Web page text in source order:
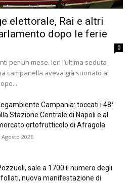
elettorale, Rai e altri
dopo le ferie
0
per un mese. Ieri l’ultima seduta
campanella aveva già suonato al
Campania: toccati i 48°
Stazione Centrale di Napoli e al
ortofrutticolo di Afragola
Agosto 2026
sale a 1700 il numero degli
nuova manifestazione di